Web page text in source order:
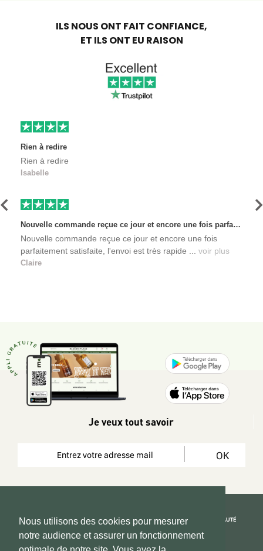
Nous utilisons des cookies pour mesurer
notre audience et assurer un fonctionnement
ILS NOUS ONT FAIT CONFIANCE,
ET ILS ONT EU RAISON
Rien à redire
Rien à redire
Isabelle
Nouvelle commande reçue ce jour et encore une fois parfaitement satisfaite, l'envoi est très rapide et les produits sont toujours conditionnés de manière personnalisés. L'avantage de commander auprès de créateurs indépendants.
Nouvelle commande reçue ce jour et encore une fois
parfaitement satisfaite, l'envoi est très rapide ... voir plus
Claire
Précédent
Je veux tout savoir
OK
Copyright 2026 © www.hadeen-place.fr
REJOIGNEZ LA COMMUNAUTÉ